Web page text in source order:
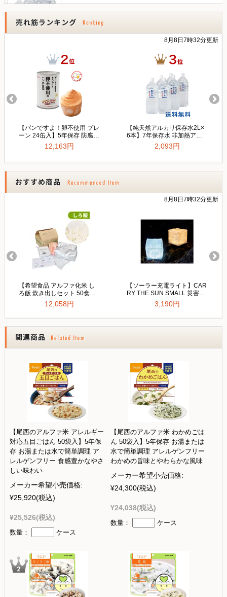
【尾西のアルファ米 アレルギー
対応五目ごはん 50袋入】5年保
存 お湯または水で簡単調理 ア
レルゲンフリー 食感豊かなやさ
しい味わい
メーカー希望小売価格:
¥25,920(税込)
¥25,526(税込)
数量： ケース
【尾西のアルファ米 わかめごは
ん 50袋入】5年保存 お湯または
水で簡単調理 アレルゲンフリー
わかめの旨味とやわらかな風味
メーカー希望小売価格:
¥24,300(税込)
¥24,038(税込)
数量： ケース